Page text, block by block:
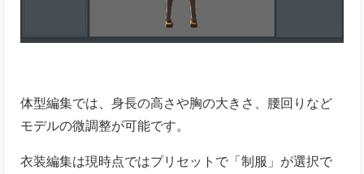
体型編集では、身長の高さや胸の大きさ、腰回りなど
モデルの微調整が可能です。
衣装編集は現時点ではプリセットで「制服」が選択で